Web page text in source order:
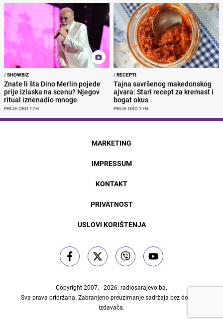
/SHOWBIZ
Znate li šta Dino Merlin pojede
prije izlaska na scenu? Njegov
ritual iznenadio mnoge
PRIJE OKO 17H
/RECEPTI
Tajna savršenog makedonskog
ajvara: Stari recept za kremast i
bogat okus
PRIJE OKO 17H
MARKETING
IMPRESSUM
KONTAKT
PRIVATNOST
USLOVI KORIŠTENJA
Copyright 2007. - 2026. radiosarajevo.ba.
Sva prava pridržana. Zabranjeno preuzimanje sadržaja bez dozvole
izdavača.